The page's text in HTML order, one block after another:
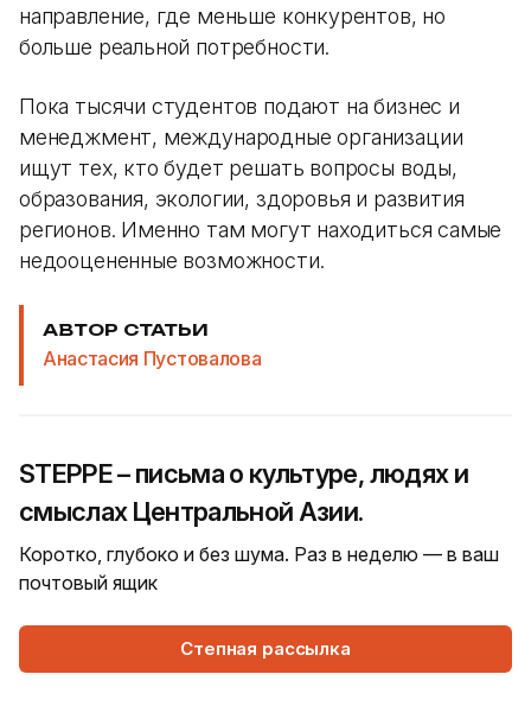
направление, где меньше конкурентов, но
больше реальной потребности.
Пока тысячи студентов подают на бизнес и
менеджмент, международные организации
ищут тех, кто будет решать вопросы воды,
образования, экологии, здоровья и развития
регионов. Именно там могут находиться самые
недооцененные возможности.
АВТОР СТАТЬИ
Анастасия Пустовалова
STEPPE – письма о культуре, людях и
смыслах Центральной Азии.
Коротко, глубоко и без шума. Раз в неделю — в ваш
почтовый ящик
Степная рассылка